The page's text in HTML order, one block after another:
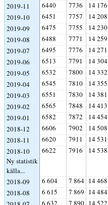
2019-11 6440 7736
14 176
2019-10
6451 7757
14 208
2019-09
6475 7755
14 230
2019-08
6488 7771
14 259
2019-07
6495 7776
14 271
2019-06
6513 7791
14 304
2019-05
6532 7800
14 332
2019-04
6545 7810
14 355
2019-03
6551 7830
14 381
2019-02
6565 7848
14 413
2019-01
6582 7872
14 454
2018-12
6606 7902
14 508
2018-11
6620 7911
14 531
2018-10
Ny statistik
källa...
6622 7916 14 538
2018-09 6 604 7 864 14 468
2018-08
6 615 7 869 14 484
6 632 7 890 14 522